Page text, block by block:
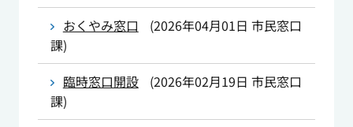
おくやみ窓口
(2026年04月01日 市民窓口
課)
臨時窓口開設
(2026年02月19日 市民窓口
課)